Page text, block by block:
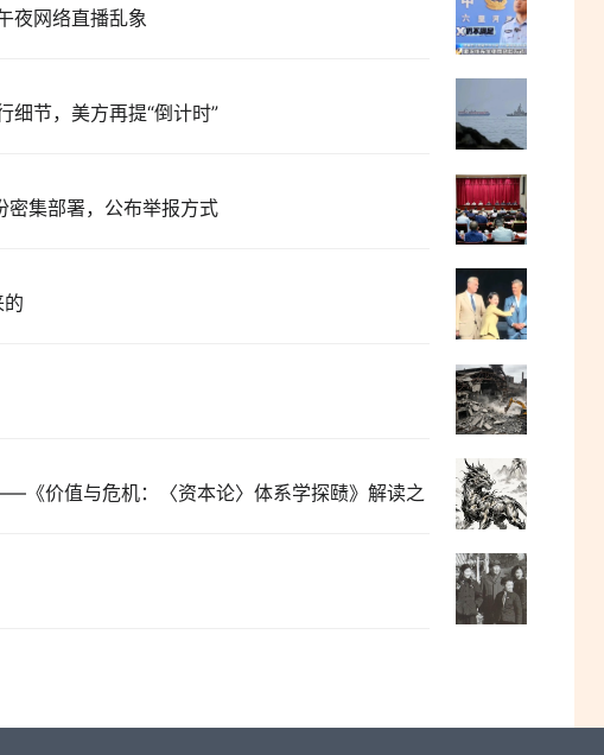
夜网络直播乱象
细节，美方再提“倒计时”
密集部署，公布举报方式
《价值与危机：〈资本论〉体系学探赜》解读之